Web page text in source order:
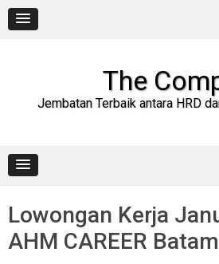
content
The
Jembatan Terbaik antara HRD
Lowongan Kerja
AHM CAREER Batam